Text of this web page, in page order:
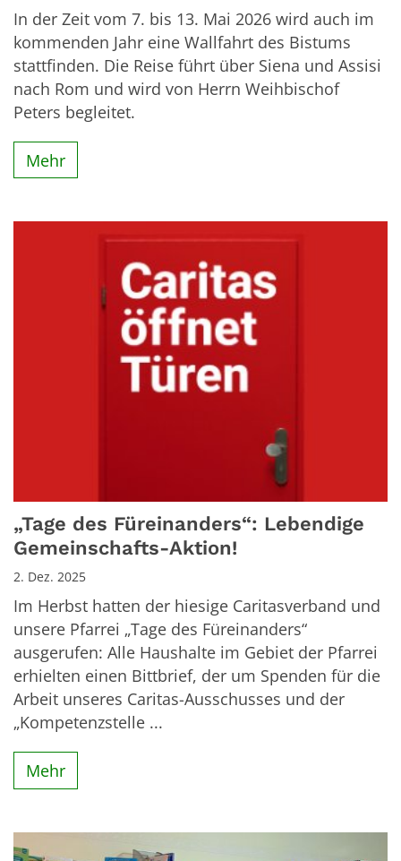
In der Zeit vom 7. bis 13. Mai 2026 wird auch im
kommenden Jahr eine Wallfahrt des Bistums
stattfinden. Die Reise führt über Siena und Assisi
nach Rom und wird von Herrn Weihbischof
Peters begleitet.
Mehr
„Tage des Füreinanders“: Lebendige
Gemeinschafts-Aktion!
2. Dez. 2025
Im Herbst hatten der hiesige Caritasverband und
unsere Pfarrei „Tage des Füreinanders“
ausgerufen: Alle Haushalte im Gebiet der Pfarrei
erhielten einen Bittbrief, der um Spenden für die
Arbeit unseres Caritas-Ausschusses und der
„Kompetenzstelle ...
Mehr